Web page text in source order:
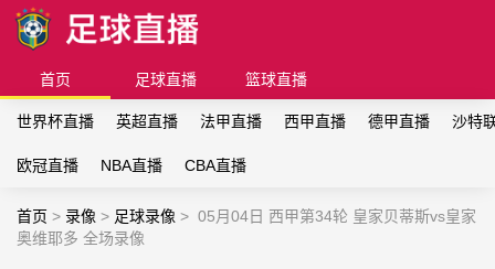
首页 足球直播 篮球直播
世界杯直播 英超直播 法甲直播 西甲直播 德甲直播 沙特
欧冠直播 NBA直播 CBA直播
首页 > 录像 > 足球录像 > 05月04日 西甲第34轮 皇家贝蒂斯vs皇家
奥维耶多 全场录像